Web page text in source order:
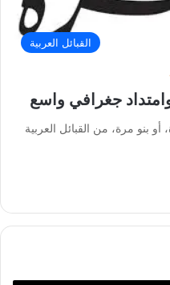
القبائل العربية
جغرافي واسع
بنو مرة، من القبائل العربية